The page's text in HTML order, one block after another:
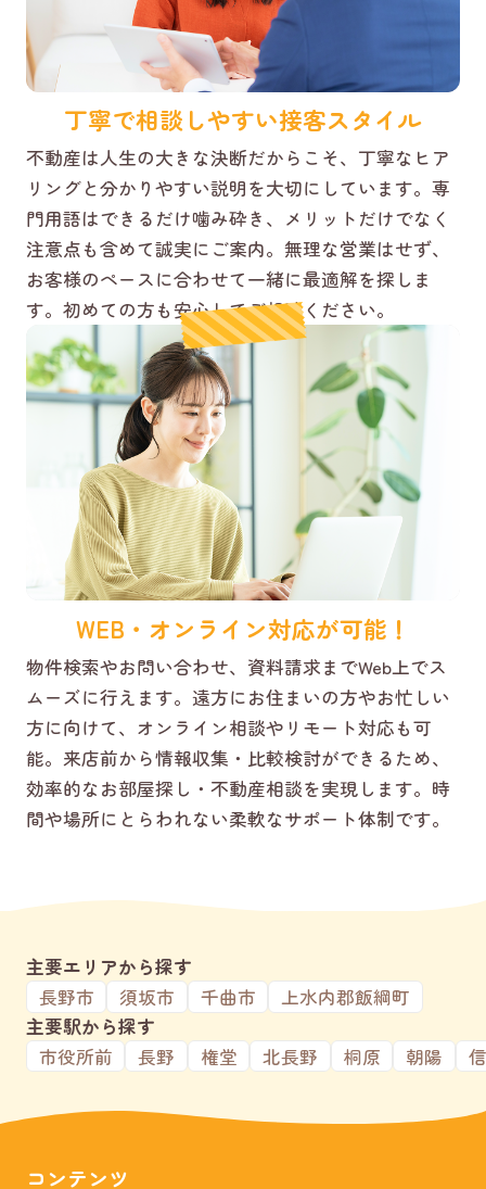
丁寧で相談しやすい接客スタイル
不動産は人生の大きな決断だからこそ、丁寧なヒア
リングと分かりやすい説明を大切にしています。専
門用語はできるだけ噛み砕き、メリットだけでなく
注意点も含めて誠実にご案内。無理な営業はせず、
お客様のペースに合わせて一緒に最適解を探しま
す。初めての方も安心してご相談ください。
WEB・オンライン対応が可能！
物件検索やお問い合わせ、資料請求までWeb上でス
ムーズに行えます。遠方にお住まいの方やお忙しい
方に向けて、オンライン相談やリモート対応も可
能。来店前から情報収集・比較検討ができるため、
効率的なお部屋探し・不動産相談を実現します。時
間や場所にとらわれない柔軟なサポート体制です。
主要エリアから探す
長野市
須坂市 千曲市
上水内郡飯綱町
主要駅から探す
市役所前
長野 権堂 北長野 桐原 朝陽
コンテンツ